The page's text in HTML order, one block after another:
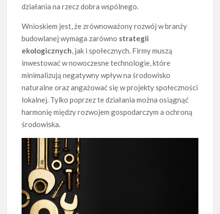
działania na rzecz dobra wspólnego.
Wnioskiem jest, że zrównoważony rozwój w branży
budowlanej wymaga zarówno strategii
ekologicznych, jak i społecznych. Firmy muszą
inwestować w nowoczesne technologie, które
minimalizują negatywny wpływ na środowisko
naturalne oraz angażować się w projekty społeczności
lokalnej. Tylko poprzez te działania można osiągnąć
harmonię między rozwojem gospodarczym a ochroną
środowiska.